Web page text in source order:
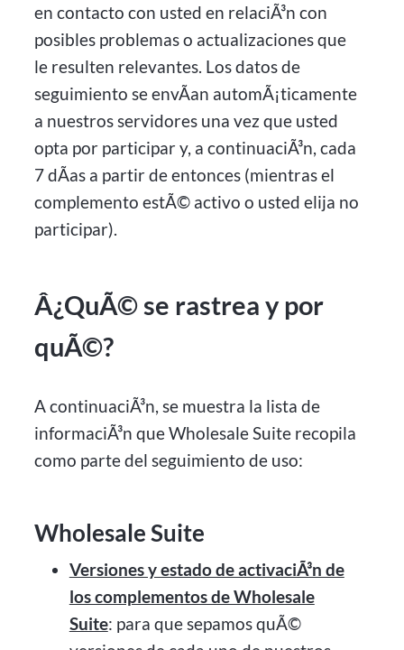
en contacto con usted en relaciÃ³n con
posibles problemas o actualizaciones que
le resulten relevantes. Los datos de
seguimiento se envÃ­an automÃ¡ticamente
a nuestros servidores una vez que usted
opta por participar y, a continuaciÃ³n, cada
7 dÃ­as a partir de entonces (mientras el
complemento estÃ© activo o usted elija no
participar).
Â¿QuÃ© se rastrea y por
quÃ©?
A continuaciÃ³n, se muestra la lista de
informaciÃ³n que Wholesale Suite recopila
como parte del seguimiento de uso:
Wholesale Suite
Versiones y estado de activaciÃ³n de
los complementos de Wholesale
Suite: para que sepamos quÃ©